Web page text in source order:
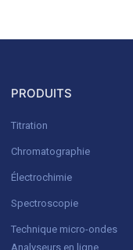
PRODUITS
Titration
Chromatographie
Électrochimie
Spectroscopie
Technique micro-ondes
Analyseurs en ligne